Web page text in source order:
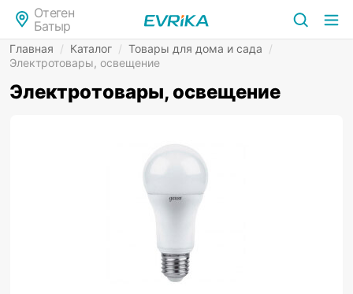
Отеген
Батыр
Главная / Каталог / Товары для дома и сада /
Электротовары, освещение
Электротовары, освещение